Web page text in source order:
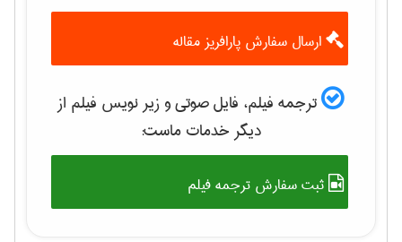
ارسال سفارش پارافریز مقاله
ترجمه فیلم، فایل صوتی و زیر نویس فیلم از
دیگر خدمات ماست:
ثبت سفارش ترجمه فیلم